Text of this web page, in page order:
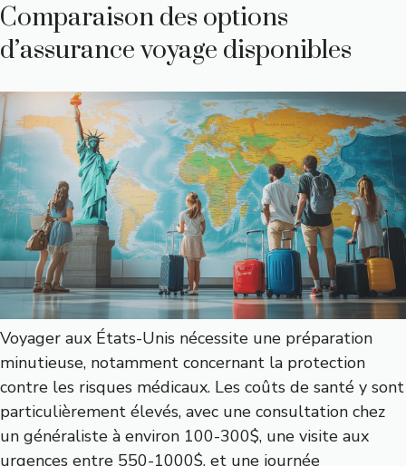
Comparaison des options
d’assurance voyage disponibles
Voyager aux États-Unis nécessite une préparation
minutieuse, notamment concernant la protection
contre les risques médicaux. Les coûts de santé y sont
particulièrement élevés, avec une consultation chez
un généraliste à environ 100-300$, une visite aux
urgences entre 550-1000$, et une journée